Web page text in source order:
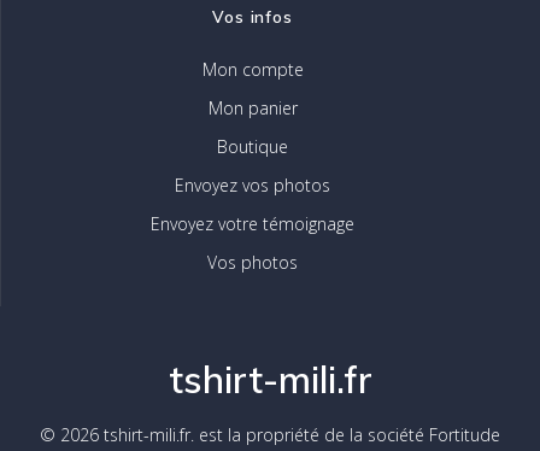
Vos infos
Mon compte
Mon panier
Boutique
Envoyez vos photos
Envoyez votre témoignage
Vos photos
tshirt-mili.fr
© 2026 tshirt-mili.fr. est la propriété de la société Fortitude